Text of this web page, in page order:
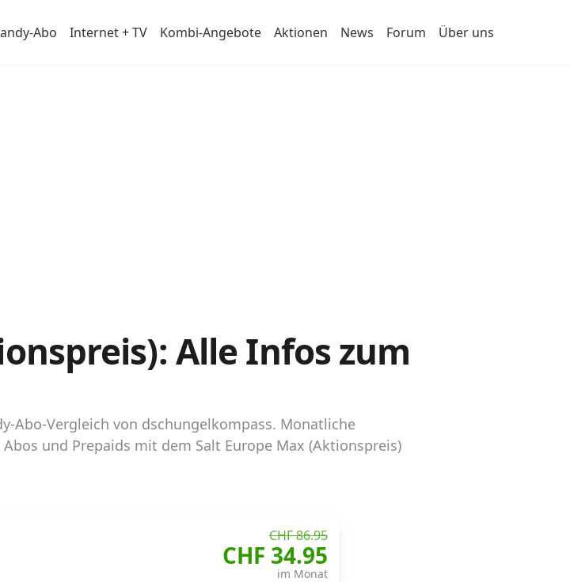
Abo Internet + TV Kombi-Angebote Aktionen News Forum Über uns
Alle Infos zum
Abo-Vergleich von dschungelkompass. Monatliche
und Prepaids mit dem Salt Europe Max (Aktionspreis)
CHF 86.95
CHF 34.95
im Monat